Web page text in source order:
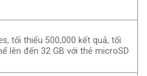
tối thiểu 500,000 kết quả, tối
lên đến 32 GB với thẻ microSD